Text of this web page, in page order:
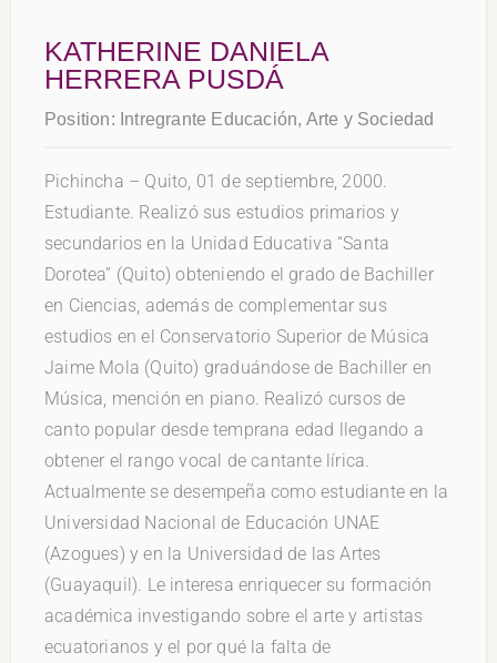
KATHERINE DANIELA
HERRERA PUSDÁ
Position: Intregrante Educación, Arte y Sociedad
Pichincha – Quito, 01 de septiembre, 2000.
Estudiante. Realizó sus estudios primarios y
secundarios en la Unidad Educativa “Santa
Dorotea” (Quito) obteniendo el grado de Bachiller
en Ciencias, además de complementar sus
estudios en el Conservatorio Superior de Música
Jaime Mola (Quito) graduándose de Bachiller en
Música, mención en piano. Realizó cursos de
canto popular desde temprana edad llegando a
obtener el rango vocal de cantante lírica.
Actualmente se desempeña como estudiante en la
Universidad Nacional de Educación UNAE
(Azogues) y en la Universidad de las Artes
(Guayaquil). Le interesa enriquecer su formación
académica investigando sobre el arte y artistas
ecuatorianos y el por qué la falta de